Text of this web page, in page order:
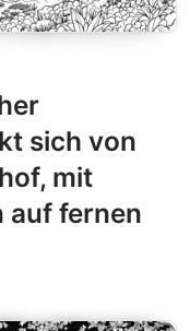
sich von
mit
auf fernen